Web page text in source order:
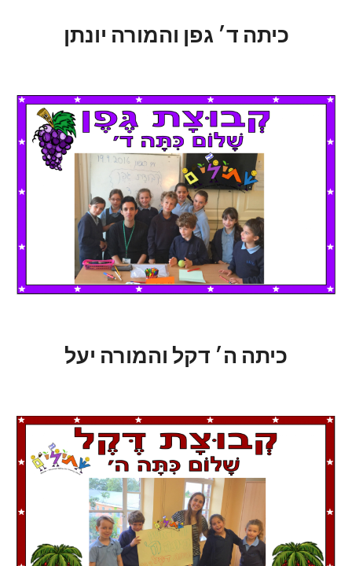
כיתה ד׳ גפן והמורה יונתן
כיתה ה׳ דקל והמורה יעל